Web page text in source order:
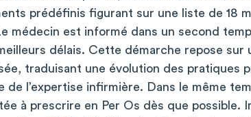
prédéfinis figurant sur une liste de 18
médecin est informé dans un second
délais. Cette démarche repose sur
traduisant une évolution des pratiques
de l’expertise infirmière. Dans le même
à prescrire en Per Os dès que possible.